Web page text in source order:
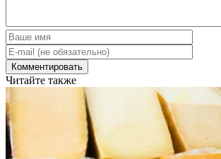
Читайте также